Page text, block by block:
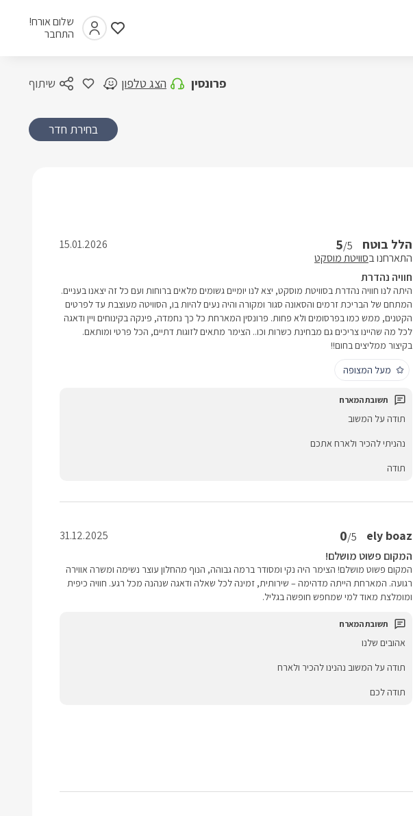
שלום אורח!
התחבר
שיתוף פרונסין הצג טלפון
בחירת חדר
הלל בוטח 5/5
התארחנו בסוויטת מוסקט
15.01.2026
חוויה נהדרת
היתה לנו חוויה נהדרת בסוויטת מוסקט, יצא לנו יומיים גשומים מלאים ברוחות ועם כל זה יצאנו בעניים.
המתחם של הבריכת זרמים והסאונה סגור ומקורה והיה נעים להיות בו, הסוויטה מעוצבת עד לפרטים
הקטנים, ממש כמו בפרסומים ולא פחות. פרונסין המארחת כל כך נחמדה, פינקה בקינוחים ויין ודאגה
לכל מה שהיינו צריכים גם מבחינת כשרות וכו.. הצימר מתאים לזוגות דתיים, הכל פרטי ומותאם.
בקיצור ממליצים בחום!!
מעל המצופה
תודה על המשוב
נהניתי להכיר ולארח אתכם
תודה
ely boaz
0/5
31.12.2025
המקום פשוט מושלם!
המקום פשוט מושלם! הצימר היה נקי ומסודר ברמה גבוהה, הנוף מהחלון עוצר נשימה ומשרה אווירה
רגועה. המארחת הייתה מדהימה – שירותית, זמינה לכל שאלה ודאגה שנהנה מכל רגע. חוויה כיפית
ומומלצת מאוד למי שמחפש חופשה בגליל.
אהובים שלנו
תודה על המשוב נהנינו להכיר ולארח
תודה לכם